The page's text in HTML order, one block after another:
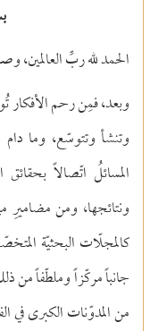
الحمد لله ربِّ العالمين،
وبعد، فمِن رحم الأفكار
وتنشأ وتتوسّع، وما
المسائلُ اتّصالاً
ونتائجها، ومن مضاميرِ
كالمجلّات البحثيّة
جانباً مركّزاً وملطّفاً من ذلك
من المدوّنات الكبرى في